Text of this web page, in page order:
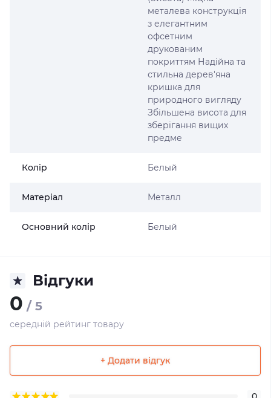
металева конструкція
з елегантним
офсетним
друкованим
покриттям Надійна та
стильна дерев'яна
кришка для
природного вигляду
Збільшена висота для
зберігання вищих
предме
Колір Белый
Матеріал Металл
Основний колір Белый
Відгуки
0 / 5
середній рейтинг товару
+ Додати відгук